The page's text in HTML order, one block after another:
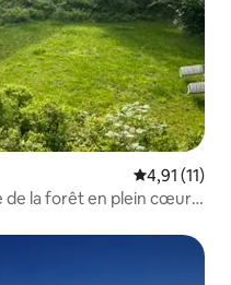
Note
4,91 (11)
de la forêt en plein cœur